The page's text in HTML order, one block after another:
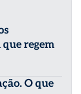
regem
O que